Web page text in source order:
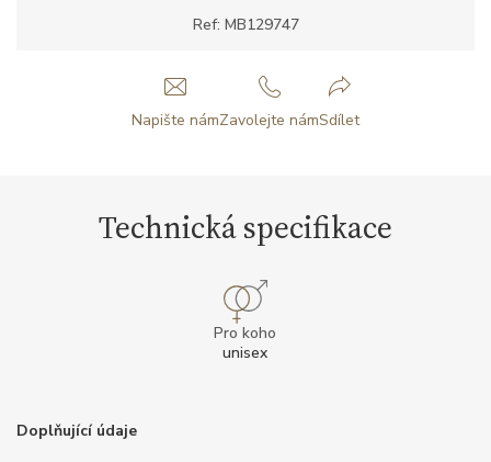
Ref: MB129747
Napište námZavolejte námSdílet
Technická specifikace
Pro koho
unisex
Doplňující údaje